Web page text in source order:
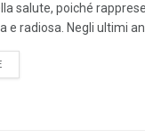
salute, poiché
e radiosa. Negli ultimi
DETAILS